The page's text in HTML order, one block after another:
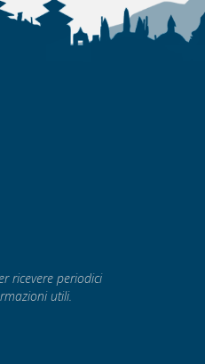
ricevere periodici
utili.